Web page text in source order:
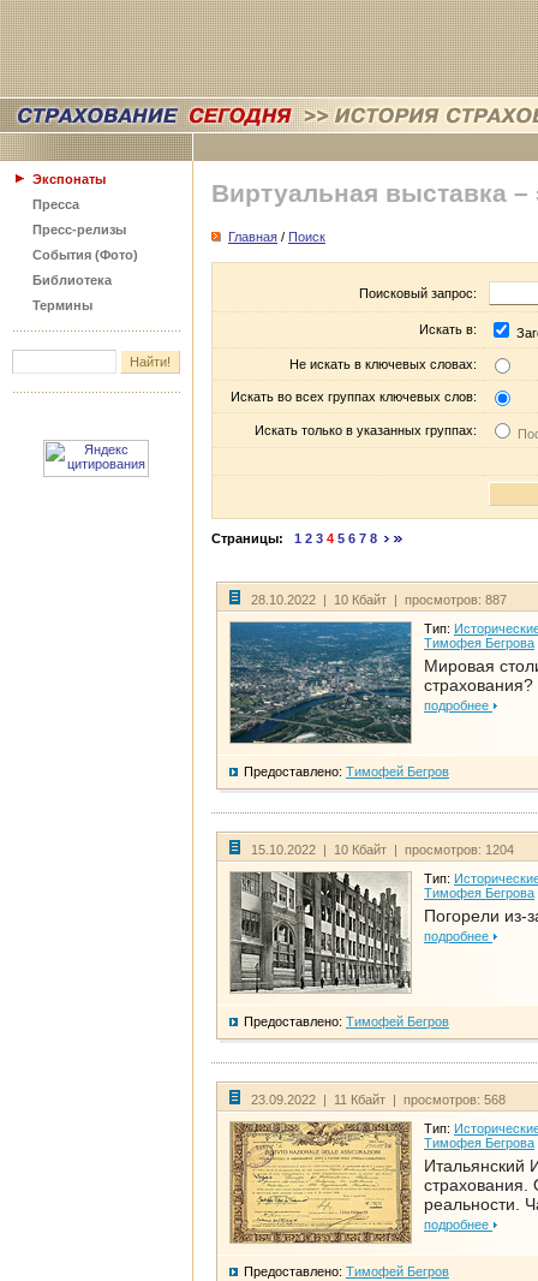
Экспонаты
Пресса
Пресс-релизы
События (Фото)
Библиотека
Термины
Виртуальная выставка –
Главная / Поиск
Поисковый запрос:
Искать в:
Не искать в ключевых словах:
Искать во всех группах ключевых слов:
Искать только в указанных группах:
Страницы: 1 2 3 4 5 6 7 8
28.10.2022 | 10 Кбайт | просмотров: 887
Тип:
Тимофея Бегрова
Мировая
страхования?
подробнее
Предоставлено: Тимофей Бегров
15.10.2022 | 10 Кбайт | просмотров: 1204
Тип:
Тимофея Бегрова
Погорели из-
подробнее
Предоставлено: Тимофей Бегров
23.09.2022 | 11 Кбайт | просмотров: 568
Тип:
Тимофея Бегрова
Итальянский
страхования.
реальности.
подробнее
Предоставлено: Тимофей Бегров